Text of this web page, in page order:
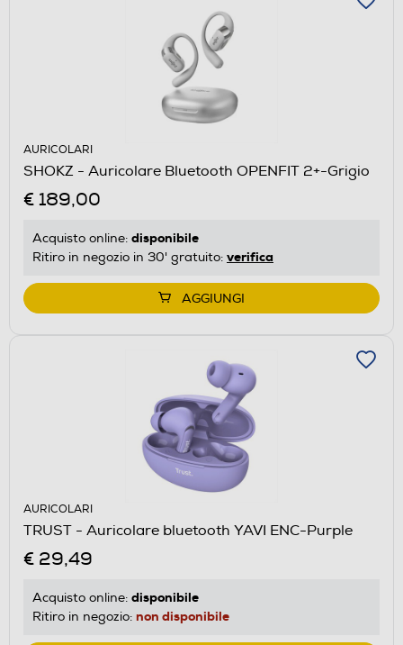
AURICOLARI
SHOKZ - Auricolare Bluetooth OPENFIT 2+-Grigio
€ 189,00
Acquisto online: disponibile
Ritiro in negozio in 30' gratuito: verifica
AGGIUNGI
AURICOLARI
TRUST - Auricolare bluetooth YAVI ENC-Purple
€ 29,49
Acquisto online: disponibile
Ritiro in negozio: non disponibile